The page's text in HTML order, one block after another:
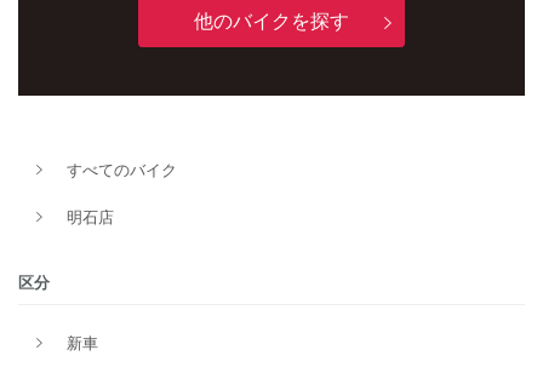
他のバイクを探す
すべてのバイク
明石店
区分
新車